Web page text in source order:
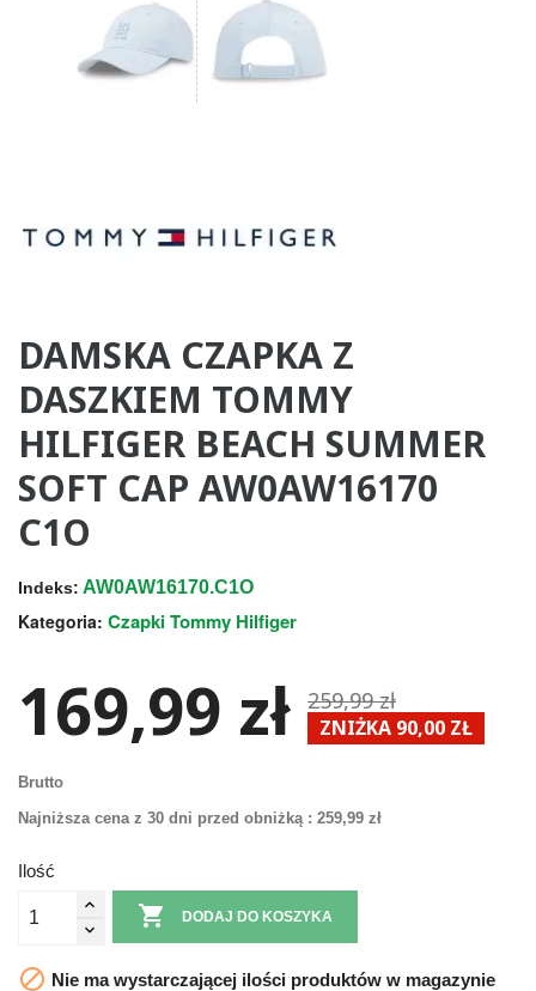
DAMSKA CZAPKA Z
DASZKIEM TOMMY
HILFIGER BEACH SUMMER
SOFT CAP AW0AW16170
C1O
Indeks: AW0AW16170.C1O
Kategoria: Czapki Tommy Hilfiger
169,99 zł 259,99 zł
ZNIŻKA 90,00 ZŁ
Brutto
Najniższa cena z 30 dni przed obniżką : 259,99 zł
Ilość
 DODAJ DO KOSZYKA
 Nie ma wystarczającej ilości produktów w magazynie